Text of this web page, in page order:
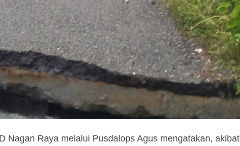
Nagan Raya melalui Pusdalops Agus mengatakan, akibat